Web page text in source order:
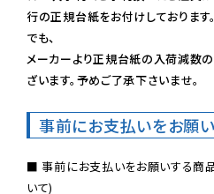
行の正規台紙をお付けしておりま
でも、
メーカーより正規台紙の入荷減数
ざいます。予めご了承下さいませ。
事前にお支払いをお願
■ 事前にお支払いをお願いする商
いて)